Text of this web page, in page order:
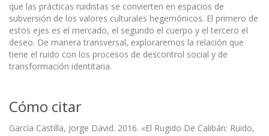
que las prácticas ruidistas se convierten en espacios de
subversión de los valores culturales hegemónicos. El primero de
estos ejes es el mercado, el segundo el cuerpo y el tercero el
deseo. De manera transversal, exploraremos la relación que
tiene el ruido con los procesos de descontrol social y de
transformación identitaria.
Cómo citar
García Castilla, Jorge David. 2016. «El Rugido De Calibán: Ruido,